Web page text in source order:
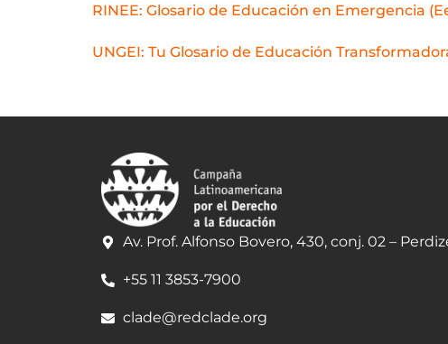
RINEE: Glosario de Educación en Emergencia
UNGEI: Tu Glosario de Educación
Av. Prof. Alfonso Bovero, 430, conj. 02 –
+55 11 3853-7900
clade@redclade.org